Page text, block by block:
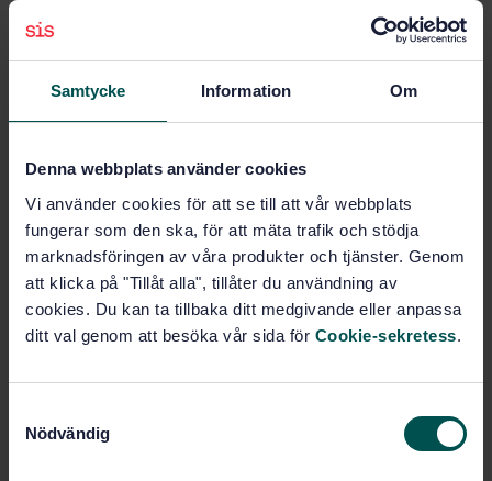
Samtycke Information Om
Denna webbplats använder cookies
Vi använder cookies för att se till att vår webbplats
fungerar som den ska, för att mäta trafik och stödja
marknadsföringen av våra produkter och tjänster. Genom
att klicka på "Tillåt alla", tillåter du användning av
cookies. Du kan ta tillbaka ditt medgivande eller anpassa
ditt val genom att besöka vår sida för Cookie-sekretess.
Nödvändig
PDF
Framtagen av: Gassystem, SIS/TK 289
Internationell titel:Petroleum and natural
gas industries - Care and use of casing
and tubing (ISO 10405:2000)
Artikelnummer:STD-56821
Antal sidor: